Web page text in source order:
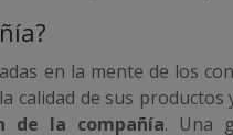
en la mente de los
de sus
de la compañía. Una